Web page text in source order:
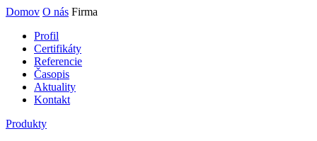
Domov O nás Firma
Profil
Certifikáty
Referencie
Časopis
Aktuality
Kontakt
Produkty